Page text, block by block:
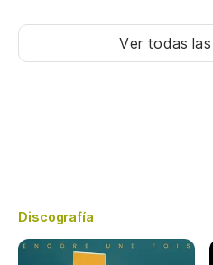
Ver todas
Discografía